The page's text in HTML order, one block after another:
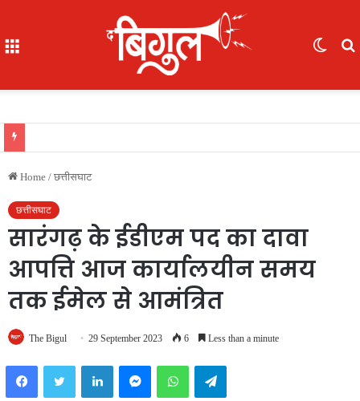
Home / छत्तीसघाट
छत्तीसघाट
सारंगढ़ के ईडीएम पद का दावा
आपत्ति आज कार्यालयीन समय
तक ईमेल से आमंत्रित
The Bigul 29 September 2023 6 Less than a minute
FacebookTwitter LinkedInMessengerWhatsAppTelegram